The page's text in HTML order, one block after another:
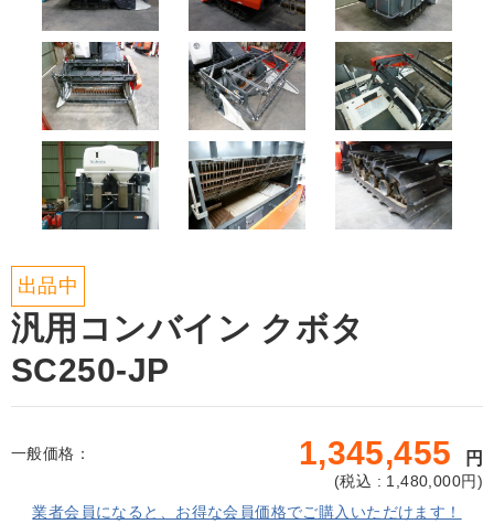
出品中
汎用コンバイン クボタ
SC250-JP
一般価格： 1,345,455 円
(税込 : 1,480,000円)
業者会員になると、お得な会員価格でご購入いただけます！